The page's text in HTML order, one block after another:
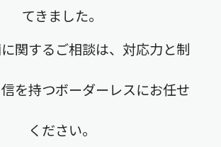
てきました。
関するご相談は、対応力と制
を持つボーダーレスにお任せ
ください。